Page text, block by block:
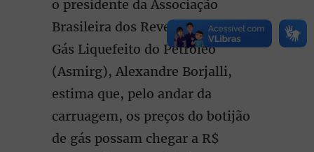
o presidente da Associação
Brasileira dos Revendedores de
Gás Liquefeito do Petróleo
(Asmirg), Alexandre Borjalli,
estima que, pelo andar da
carruagem, os preços do botijão
de gás possam chegar a R$